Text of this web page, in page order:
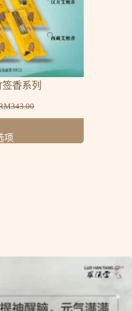
香系列
343.00
项